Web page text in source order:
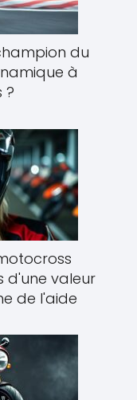
du
à
?
d'une valeur
de l'aide